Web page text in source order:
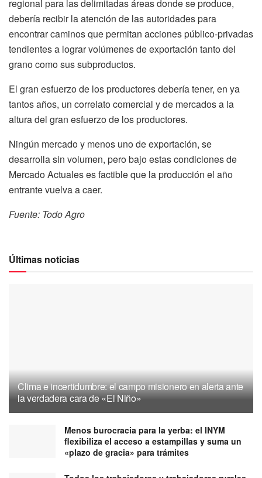
regional para las delimitadas áreas donde se produce,
debería recibir la atención de las autoridades para
encontrar caminos que permitan acciones público-privadas
tendientes a lograr volúmenes de exportación tanto del
grano como sus subproductos.
El gran esfuerzo de los productores debería tener, en ya
tantos años, un correlato comercial y de mercados a la
altura del gran esfuerzo de los productores.
Ningún mercado y menos uno de exportación, se
desarrolla sin volumen, pero bajo estas condiciones de
Mercado Actuales es factible que la producción el año
entrante vuelva a caer.
Fuente: Todo Agro
Últimas noticias
Clima e incertidumbre: el campo misionero en alerta ante
la verdadera cara de «El Niño»
Menos burocracia para la yerba: el INYM
flexibiliza el acceso a estampillas y suma un
«plazo de gracia» para trámites